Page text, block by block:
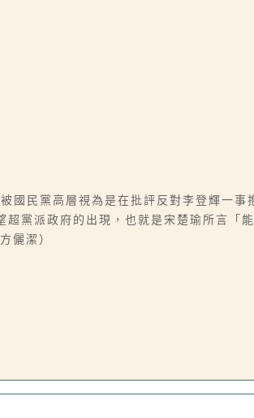
國民黨高層視為是在批評反對李登輝一
黨派政府的出現，也就是宋楚瑜所言「
儷潔）